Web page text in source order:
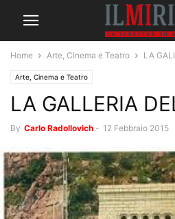
Home Arte, Cinema e Teatro LA
Arte, Cinema e Teatro
LA GALLERIA
By Carlo Radollovich - 12 Febbraio 2015